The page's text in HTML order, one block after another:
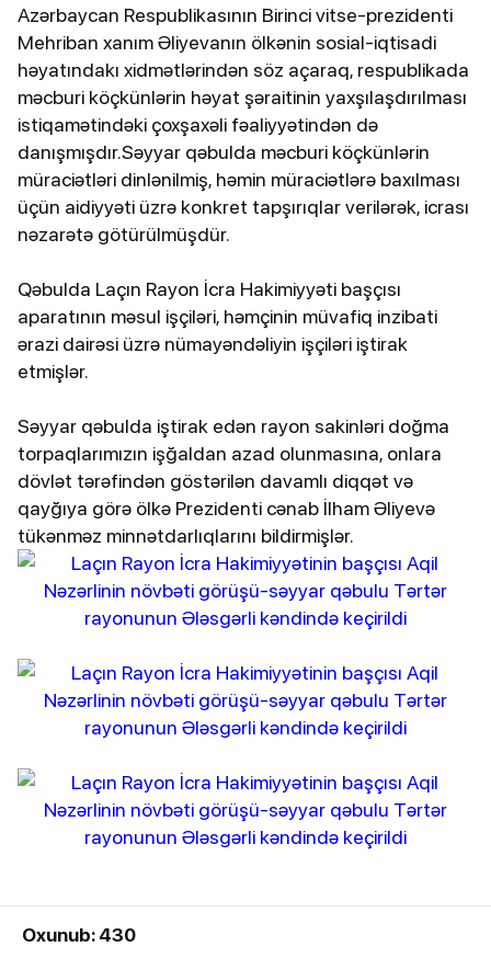
Azərbaycan Respublikasının Birinci vitse-prezidenti
Mehriban xanım Əliyevanın ölkənin sosial-iqtisadi
həyatındakı xidmətlərindən söz açaraq, respublikada
məcburi köçkünlərin həyat şəraitinin yaxşılaşdırılması
istiqamətindəki çoxşaxəli fəaliyyətindən də
danışmışdır.Səyyar qəbulda məcburi köçkünlərin
müraciətləri dinlənilmiş, həmin müraciətlərə baxılması
üçün aidiyyəti üzrə konkret tapşırıqlar verilərək, icrası
nəzarətə götürülmüşdür.
Qəbulda Laçın Rayon İcra Hakimiyyəti başçısı
aparatının məsul işçiləri, həmçinin müvafiq inzibati
ərazi dairəsi üzrə nümayəndəliyin işçiləri iştirak
etmişlər.
Səyyar qəbulda iştirak edən rayon sakinləri doğma
torpaqlarımızın işğaldan azad olunmasına, onlara
dövlət tərəfindən göstərilən davamlı diqqət və
qayğıya görə ölkə Prezidenti cənab İlham Əliyevə
tükənməz minnətdarlıqlarını bildirmişlər.
Oxunub: 430